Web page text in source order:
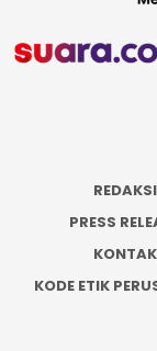
REDAKSI
PRESS
KONTAK
KODE ETIK